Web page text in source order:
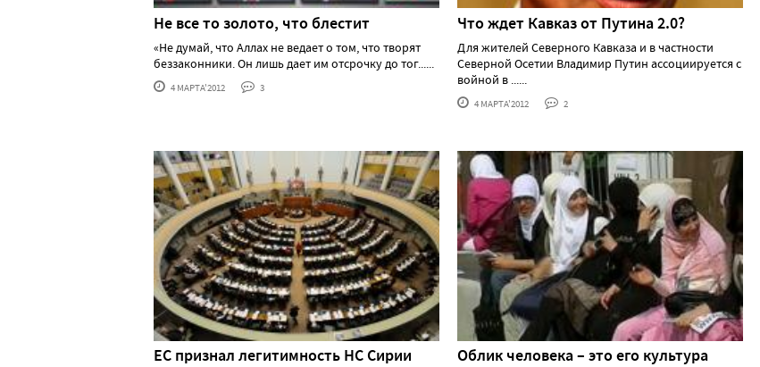
Не все то золото, что блестит
«Не думай, что Аллах не ведает о том, что творят
беззаконники. Он лишь дает им отсрочку до тог......
4 МАРТА'2012 3
Что ждет Кавказ от Путина 2.0?
Для жителей Северного Кавказа и в частности
Северной Осетии Владимир Путин ассоциируется с
войной в ......
4 МАРТА'2012 2
ЕС признал легитимность НС Сирии Облик человека – это его культура